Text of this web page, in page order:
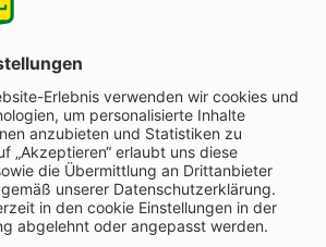
auf Facebook
Naturkost auf Instagram
Naturkost auf YouTube
Rapunzel Naturkost auf Pinterest
Rapunzel Naturkost auf LinkedIn